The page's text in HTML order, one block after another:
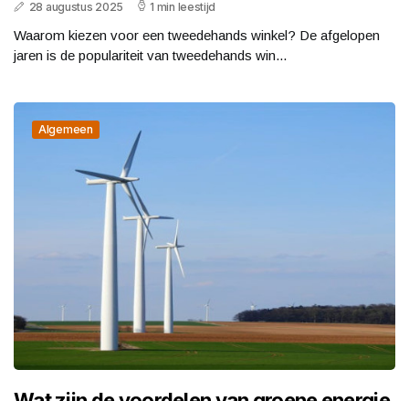
28 augustus 2025 1 min leestijd
Waarom kiezen voor een tweedehands winkel? De afgelopen
jaren is de populariteit van tweedehands win...
Algemeen